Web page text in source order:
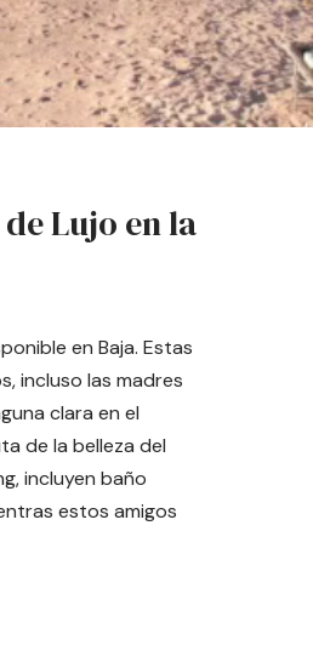
Lujo en la
en Baja. Estas
incluso las madres
clara en el
de la belleza del
incluyen baño
estos amigos